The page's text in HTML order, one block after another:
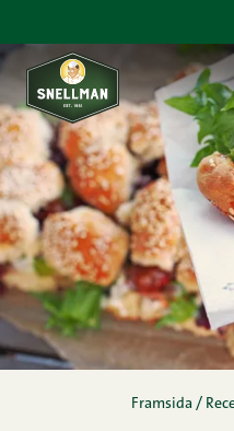
Framsida /